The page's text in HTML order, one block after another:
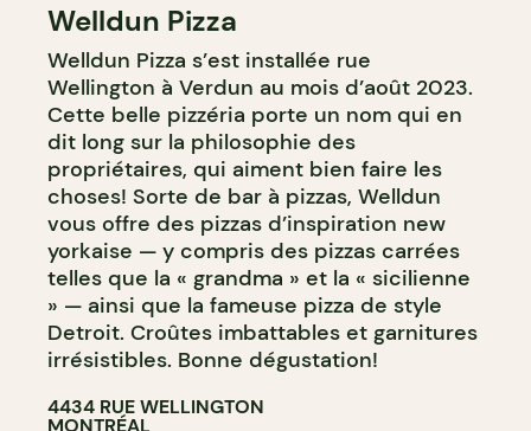
COMPTOIR
Welldun Pizza
Welldun Pizza s’est installée rue
Wellington à Verdun au mois d’août 2023.
Cette belle pizzéria porte un nom qui en
dit long sur la philosophie des
propriétaires, qui aiment bien faire les
choses! Sorte de bar à pizzas, Welldun
vous offre des pizzas d’inspiration new
yorkaise — y compris des pizzas carrées
telles que la « grandma » et la « sicilienne
» — ainsi que la fameuse pizza de style
Detroit. Croûtes imbattables et garnitures
irrésistibles. Bonne dégustation!
4434 RUE WELLINGTON
MONTRÉAL